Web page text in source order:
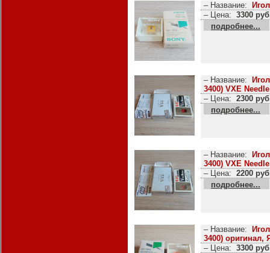
– Название:
– Цена: 3300
подробнее...
– Название:
3400) VXE
– Цена: 2300
подробнее...
– Название:
3400) VXE
– Цена: 2200
подробнее...
– Название:
3400) оригинал,
– Цена: 3300